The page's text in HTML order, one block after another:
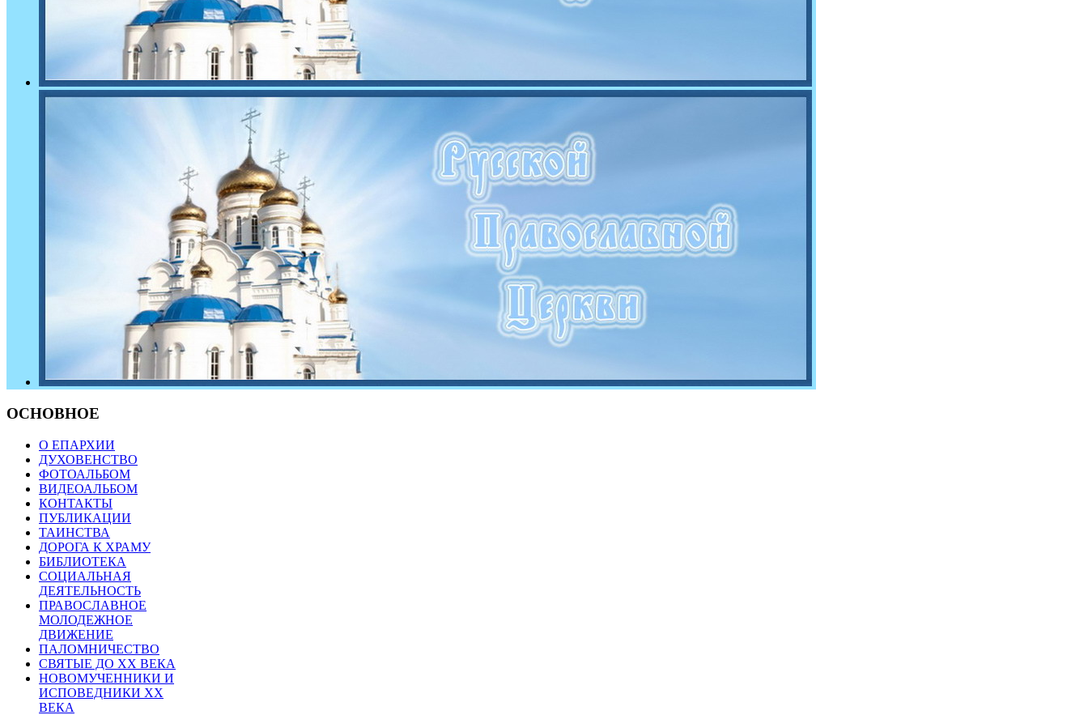
ОСНОВНОЕ
О ЕПАРХИИ
ДУХОВЕНСТВО
ФОТОАЛЬБОМ
ВИДЕОАЛЬБОМ
КОНТАКТЫ
ПУБЛИКАЦИИ
ТАИНСТВА
ДОРОГА К ХРАМУ
БИБЛИОТЕКА
СОЦИАЛЬНАЯ
ДЕЯТЕЛЬНОСТЬ
ПРАВОСЛАВНОЕ
МОЛОДЕЖНОЕ
ДВИЖЕНИЕ
ПАЛОМНИЧЕСТВО
СВЯТЫЕ ДО ХХ ВЕКА
НОВОМУЧЕННИКИ И
ИСПОВЕДНИКИ ХХ
ВЕКА